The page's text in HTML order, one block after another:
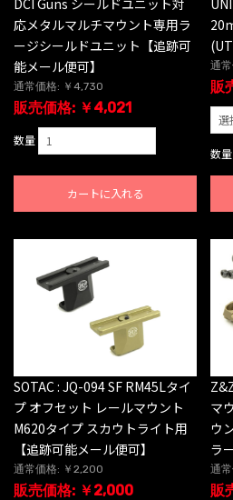
応メタルマルチマウント専用ラ
ージシールドユニット【追跡可
能メール便可】
通常価格: ￥4,730
販売価格: ￥4,021
数量
カートに入れる
通
販
数量
SOTAC : JQ-094 SF RM45Lタイ
プ オフセット レールマウント
M620タイプ スカウトライト用
【追跡可能メール便可】
通常価格: ￥2,200
販売価格: ￥2,000
マ
ウ
ラ
通
販